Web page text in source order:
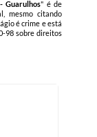
Guarulhos" é de
mesmo citando
é crime e está
98 sobre direitos